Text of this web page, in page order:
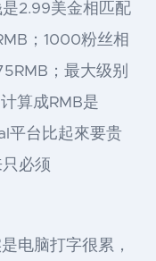
2.99美金相匹配
；1000粉丝相
；最大级别
算成RMB是
平台比起來要贵
必须
电脑打字很累，